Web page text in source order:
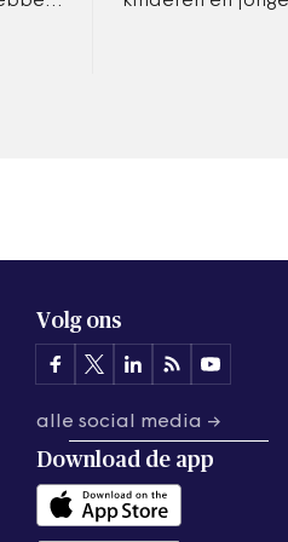
Volg ons
alle social media →
Download de app